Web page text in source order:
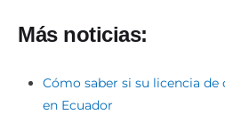
Más noticias:
Cómo saber si su licencia
en Ecuador